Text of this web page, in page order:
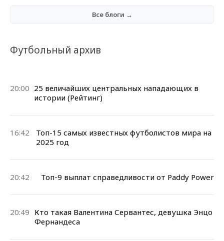
Все блоги →
Футбольный архив
20:00 25 величайших центральных нападающих в
истории (Рейтинг)
16:42
Топ-15 самых известных футболистов мира на
2025 год
20:42 Топ-9 выплат справедливости от Paddy Power
20:49 Кто такая Валентина Сервантес, девушка Энцо
Фернандеса